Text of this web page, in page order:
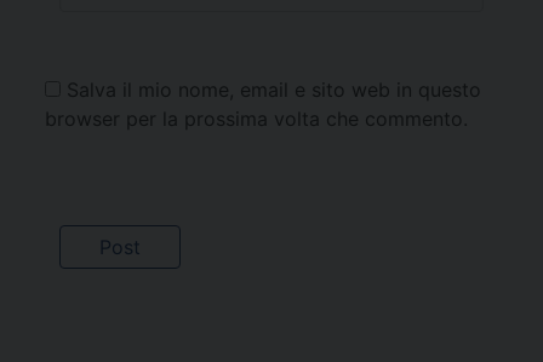
Salva il mio nome, email e sito web in questo
browser per la prossima volta che commento.